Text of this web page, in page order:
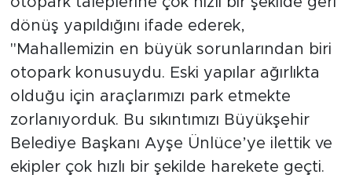
dönüş yapıldığını ifade ederek,
"Mahallemizin en büyük sorunlarından biri
otopark konusuydu. Eski yapılar ağırlıkta
olduğu için araçlarımızı park etmekte
zorlanıyorduk. Bu sıkıntımızı Büyükşehir
Belediye Başkanı Ayşe Ünlüce’ye ilettik ve
ekipler çok hızlı bir şekilde harekete geçti.